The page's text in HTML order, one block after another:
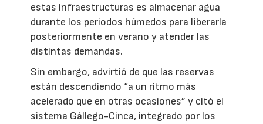
estas infraestructuras es almacenar agua
durante los periodos húmedos para liberarla
posteriormente en verano y atender las
distintas demandas.
Sin embargo, advirtió de que las reservas
están descendiendo “a un ritmo más
acelerado que en otras ocasiones” y citó el
sistema Gállego-Cinca, integrado por los